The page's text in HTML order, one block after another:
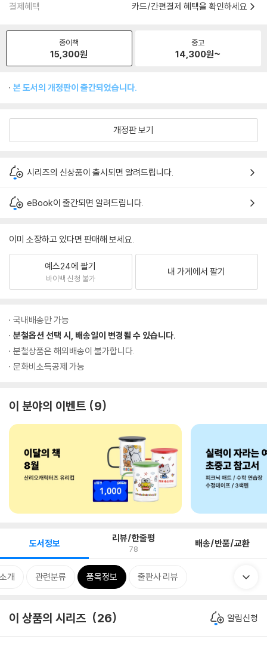
결제혜택 카드/간편결제 혜택을 확인하세요
종이책
15,300원
중고
14,300원~
본 도서의 개정판이 출간되었습니다.
개정판 보기
시리즈의 신상품이 출시되면 알려드립니다.
eBook이 출간되면 알려드립니다.
이미 소장하고 있다면 판매해 보세요.
예스24에 팔기
바이백 신청 불가
내 가게에서 팔기
국내배송만 가능
분철옵션 선택 시, 배송일이 변경될 수 있습니다.
분철상품은 해외배송이 불가합니다.
문화비소득공제 가능
이 분야의 이벤트 9
도서정보 리뷰/한줄평
78 배송/반품/교환
개 관련분류 품목정보 출판사 리뷰
이 상품의 시리즈 26 알림신청